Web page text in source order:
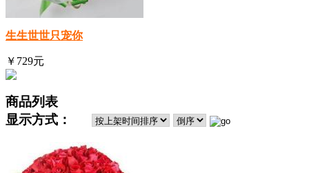
生生世世只宠你
￥729元
商品列表
显示方式：